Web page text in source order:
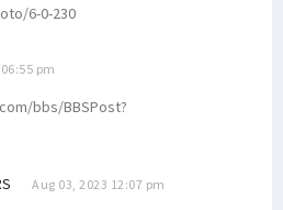
6-0-230
pm
bbs/BBSPost?
Aug 03, 2023 12:07 pm